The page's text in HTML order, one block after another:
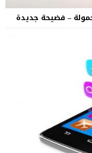
– فضيحة جديدة